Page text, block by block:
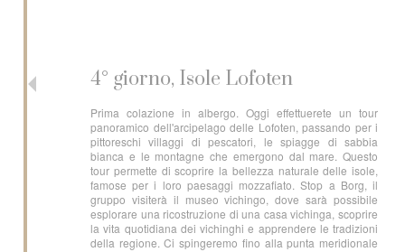
4° giorno, Isole Lofoten
Prima colazione in albergo. Oggi effettuerete un tour
panoramico dell'arcipelago delle Lofoten, passando per i
pittoreschi villaggi di pescatori, le spiagge di sabbia
bianca e le montagne che emergono dal mare. Questo
tour permette di scoprire la bellezza naturale delle isole,
famose per i loro paesaggi mozzafiato. Stop a Borg, il
gruppo visiterà il museo vichingo, dove sarà possibile
esplorare una ricostruzione di una casa vichinga, scoprire
la vita quotidiana dei vichinghi e apprendere le tradizioni
della regione. Ci spingeremo fino alla punta meridionale